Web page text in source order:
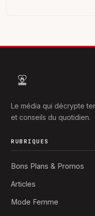
Le média qui décrypte
et conseils du quotidien.
RUBRIQUES
Bons Plans & Promos
Articles
Mode Femme